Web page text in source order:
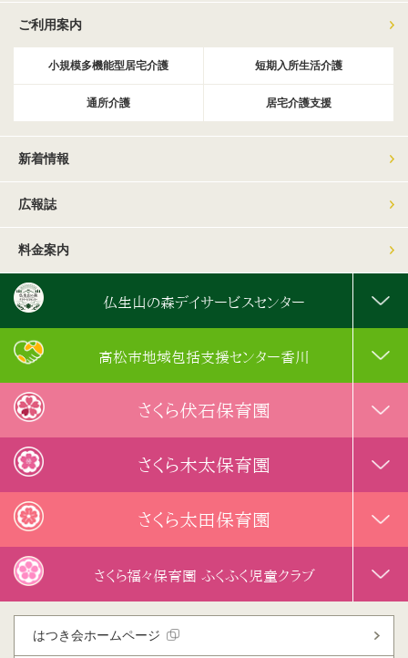
ご利用案内
小規模多機能型居宅介護 短期入所生活介護
通所介護 居宅介護支援
新着情報
広報誌
料金案内
仏生山の森デイサービスセンター
高松市地域包括支援センター香川
さくら伏石保育園
さくら木太保育園
さくら太田保育園
さくら福々保育園 ふくふく児童クラブ
はつき会ホームページ